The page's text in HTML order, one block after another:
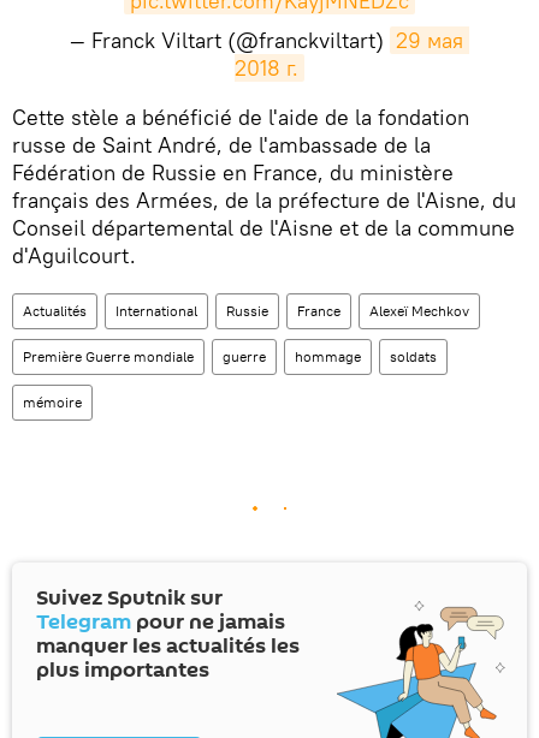
— Franck Viltart (@franckviltart) 29 мая
2018 г.
​Cette stèle a bénéficié de l'aide de la fondation
russe de Saint André, de l'ambassade de la
Fédération de Russie en France, du ministère
français des Armées, de la préfecture de l'Aisne, du
Conseil départemental de l'Aisne et de la commune
d'Aguilcourt.
Actualités International Russie France Alexeï Mechkov
Première Guerre mondiale guerre hommage soldats
mémoire
Suivez Sputnik sur
Telegram pour ne jamais
manquer les actualités les
plus importantes